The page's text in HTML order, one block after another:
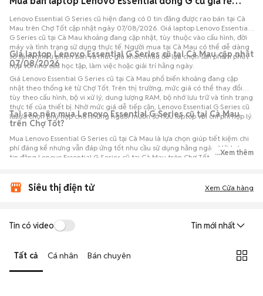
Lenovo Essential G Series cũ hiện đang có 0 tin đăng được rao bán tại Cà
Mau trên Chợ Tốt cập nhật ngày 07/08/2026. Giá laptop Lenovo Essential
G Series cũ tại Cà Mau khoảng đang cập nhật, tùy thuộc vào cấu hình, đời
máy và tình trạng sử dụng thực tế. Người mua tại Cà Mau có thể dễ dàng
so sánh nhiều phiên bản và mức giá khác nhau để lựa chọn sản phẩm phù
hợp với nhu cầu học tập, làm việc hoặc giải trí hằng ngày.
Giá laptop Lenovo Essential G Series cũ tại Cà Mau cập nhật
07/08/2026
Giá Lenovo Essential G Series cũ tại Cà Mau phổ biến khoảng đang cập
nhật theo thống kê từ Chợ Tốt. Trên thị trường, mức giá có thể thay đổi
tùy theo cấu hình, bộ vi xử lý, dung lượng RAM, bộ nhớ lưu trữ và tình trạng
thực tế của thiết bị. Nhờ mức giá dễ tiếp cận, Lenovo Essential G Series cũ
là lựa chọn phù hợp cho những người muốn sở hữu laptop với chi phí hợp lý.
Tại sao nên mua Lenovo Essential G Series cũ tại Cà Mau
trên Chợ Tốt?
Mua Lenovo Essential G Series cũ tại Cà Mau là lựa chọn giúp tiết kiệm chi
phí đáng kể nhưng vẫn đáp ứng tốt nhu cầu sử dụng hằng ngày. Với hơn 0
tin đăng Lenovo Essential G Series cũ tại Cà Mau trên Chợ Tốt, người mua
...Xem thêm
Siêu thị điện tử Xem Cửa hàng
Tin có video Tin mới nhất
Tất cả Cá nhân Bán chuyên